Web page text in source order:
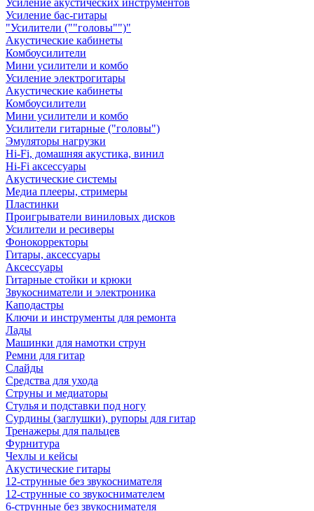
Усиление акустических инструментов
Усиление бас-гитары
"Усилители (""головы"")"
Акустические кабинеты
Комбоусилители
Мини усилители и комбо
Усиление электрогитары
Акустические кабинеты
Комбоусилители
Мини усилители и комбо
Усилители гитарные ("головы")
Эмуляторы нагрузки
Hi-Fi, домашняя акустика, винил
Hi-Fi аксессуары
Акустические системы
Медиа плееры, стримеры
Пластинки
Проигрыватели виниловых дисков
Усилители и ресиверы
Фонокорректоры
Гитары, аксессуары
Аксессуары
Гитарные стойки и крюки
Звукосниматели и электроника
Каподастры
Ключи и инструменты для ремонта
Лады
Машинки для намотки струн
Ремни для гитар
Слайды
Средства для ухода
Струны и медиаторы
Стулья и подставки под ногу
Сурдины (заглушки), рупоры для гитар
Тренажеры для пальцев
Фурнитура
Чехлы и кейсы
Акустические гитары
12-струнные без звукоснимателя
12-струнные со звукоснимателем
6-струнные без звукоснимателя